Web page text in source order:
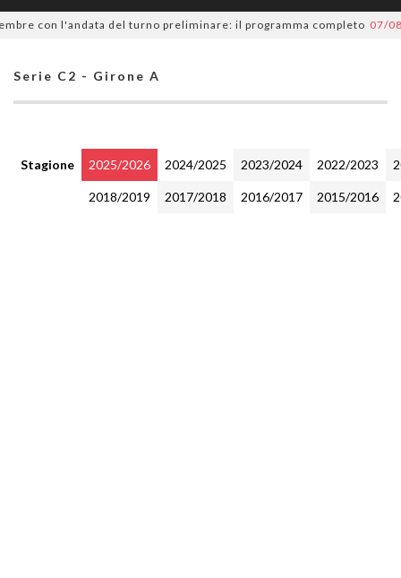
con l'andata del turno preliminare: il programma completo 07/08/
Serie C2 - Girone A
Stagione 2025/2026 2024/2025 2023/2024 2022/2023
2018/2019 2017/2018 2016/2017 2015/2016